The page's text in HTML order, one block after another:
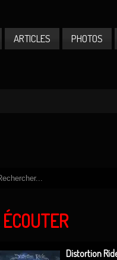
ARTICLES PHOTOS
Distortion